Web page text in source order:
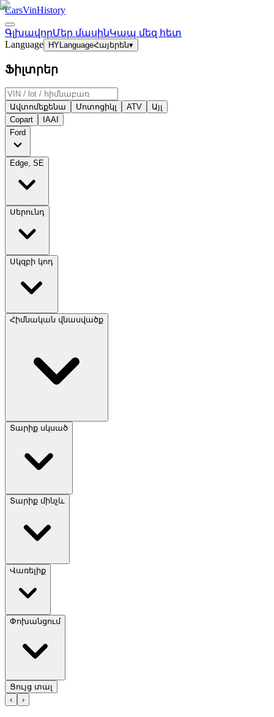
CarsVinHistory
ԳլխավորՄեր մասինԿապ մեզ հետ
Language
HYLanguageՀայերեն▾
Ֆիլտրեր
Ավտոմեքենա Մոտոցիկլ ATV
Այլ
Copart
IAAI
Ford
Edge, SE
Սերունդ
Սկզբի կոդ
Հիմնական վնասվածք
Տարիք սկսած
Տարիք մինչև
Վառելիք
Փոխանցում
Ցույց տալ
‹
›